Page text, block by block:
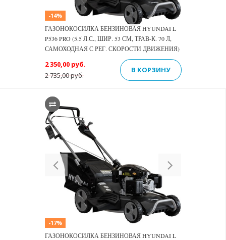
-14%
ГАЗОНОКОСИЛКА БЕНЗИНОВАЯ HYUNDAI L
P536 PRO (5.5 Л.С., ШИР. 53 СМ, ТРАВ-К. 70 Л,
САМОХОДНАЯ С РЕГ. СКОРОСТИ ДВИЖЕНИЯ)
2 735,00 руб.
2 350,00 руб.
В КОРЗИНУ
Previous
-17%
ГАЗОНОКОСИЛКА БЕНЗИНОВАЯ HYUNDAI L